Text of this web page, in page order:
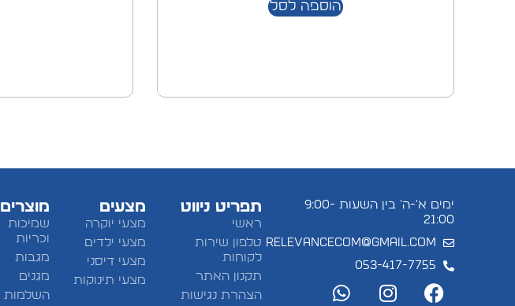
הוספה לסל
ימים א'-ה' בין השעות 9:00-
21:00
relevancecom@gmail.com
053-417-7755
תפריט ניווט
ראשי
טלפון שירות
לקוחות
תקנון האתר
הצהרת נגישות
מצעים
מצעי יוקרה
מצעי ילדים
מצעי דיסני
מצעי תינוקות
מוצרים
שמיכות
וכריות
מגבות
מגנים
השלמות